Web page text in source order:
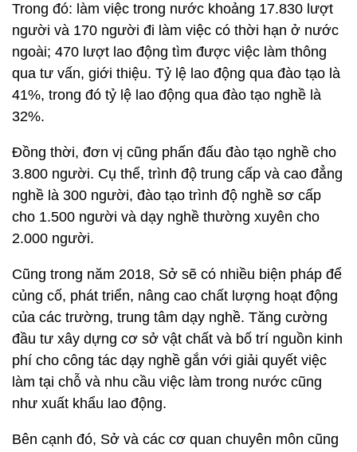
Trong đó: làm việc trong nước khoảng 17.830 lượt
người và 170 người đi làm việc có thời hạn ở nước
ngoài; 470 lượt lao động tìm được việc làm thông
qua tư vấn, giới thiệu. Tỷ lệ lao động qua đào tạo là
41%, trong đó tỷ lệ lao động qua đào tạo nghề là
32%.
Đồng thời, đơn vị cũng phấn đấu đào tạo nghề cho
3.800 người. Cụ thể, trình độ trung cấp và cao đẳng
nghề là 300 người, đào tạo trình độ nghề sơ cấp
cho 1.500 người và dạy nghề thường xuyên cho
2.000 người.
Cũng trong năm 2018, Sở sẽ có nhiều biện pháp để
củng cố, phát triển, nâng cao chất lượng hoạt động
của các trường, trung tâm dạy nghề. Tăng cường
đầu tư xây dựng cơ sở vật chất và bố trí nguồn kinh
phí cho công tác dạy nghề gắn với giải quyết việc
làm tại chỗ và nhu cầu việc làm trong nước cũng
như xuất khẩu lao động.
Bên cạnh đó, Sở và các cơ quan chuyên môn cũng